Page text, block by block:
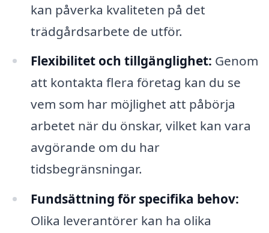
kan påverka kvaliteten på det
trädgårdsarbete de utför.
Flexibilitet och tillgänglighet: Genom
att kontakta flera företag kan du se
vem som har möjlighet att påbörja
arbetet när du önskar, vilket kan vara
avgörande om du har
tidsbegränsningar.
Fundsättning för specifika behov:
Olika leverantörer kan ha olika